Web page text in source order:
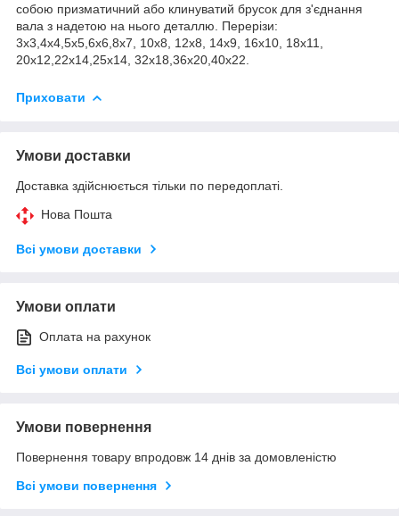
собою призматичний або клинуватий брусок для з'єднання
вала з надетою на нього деталлю. Перерізи:
3х3,4х4,5х5,6х6,8х7, 10х8, 12х8, 14х9, 16х10, 18х11,
20х12,22х14,25х14, 32х18,36х20,40х22.
Приховати
Умови доставки
Доставка здійснюється тільки по передоплаті.
Нова Пошта
Всі умови доставки
Умови оплати
Оплата на рахунок
Всі умови оплати
Умови повернення
Повернення товару впродовж 14 днів за домовленістю
Всі умови повернення